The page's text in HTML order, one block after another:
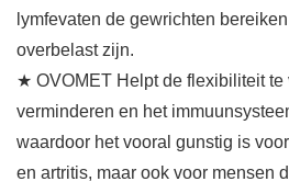
lymfevaten de gewrichten
overbelast zijn.
★ OVOMET Helpt de flexibiliteit te
verminderen en het
waardoor het vooral gunstig is
en artritis, maar ook voor mensen